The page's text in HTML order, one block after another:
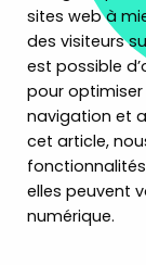
sites web à
des visiteurs
est possible
pour optimiser
navigation et
cet article,
elles peuvent
numérique.